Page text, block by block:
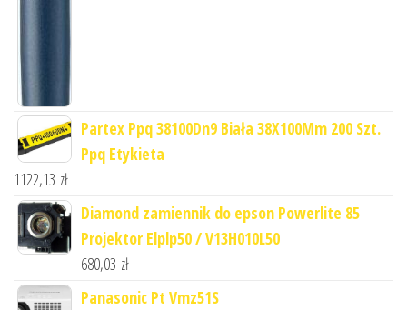
Partex Ppq 38100Dn9 Biała 38X100Mm 200 Szt.
Ppq Etykieta
1122,13 zł
Diamond zamiennik do epson Powerlite 85
Projektor Elplp50 / V13H010L50
680,03 zł
Panasonic Pt Vmz51S